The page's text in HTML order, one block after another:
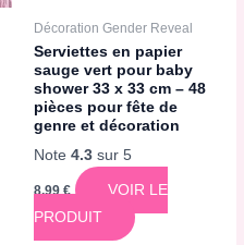
Décoration Gender Reveal
Serviettes en papier
sauge vert pour baby
shower 33 x 33 cm – 48
pièces pour fête de
genre et décoration
Note 4.3sur 5
8,99€
VOIR LE
PRODUIT